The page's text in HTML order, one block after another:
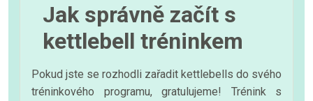
Jak správně začít s
kettlebell tréninkem
Pokud jste se rozhodli zařadit kettlebells do svého
tréninkového programu, gratulujeme! Trénink s